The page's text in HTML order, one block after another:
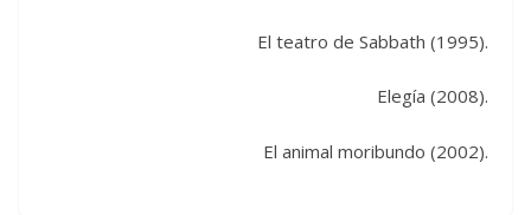
El teatro de Sabbath (1995).
Elegía (2008).
El animal moribundo (2002).